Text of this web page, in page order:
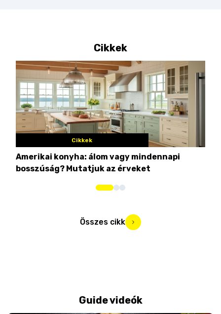
Cikkek
Cikkek
Amerikai konyha: álom vagy mindennapi
bosszúság? Mutatjuk az érveket
Összes cikk
Guide videók